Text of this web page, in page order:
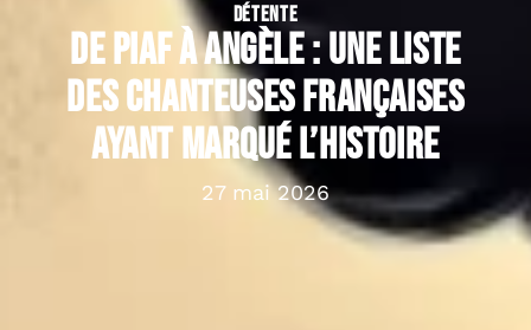
DÉTENTE
De Piaf à Angèle : une liste
des chanteuses françaises
ayant marqué l’histoire
27 mai 2026